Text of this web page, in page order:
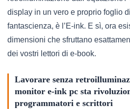
display in un vero e proprio foglio
fantascienza, è l’E-ink. E sì, ora
dimensioni che sfruttano
dei vostri lettori di e-book.
Lavorare senza
monitor e-ink pc sta
programmatori e scrittori